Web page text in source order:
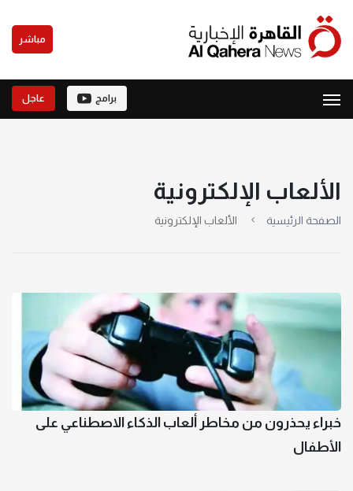
مباشر
برامج عاجل
الألعاب الإلكترونية
الصفحة الرئيسية الألعاب الإلكترونية
خبراء يحذرون من مخاطر ألعاب الذكاء الاصطناعي على
الأطفال